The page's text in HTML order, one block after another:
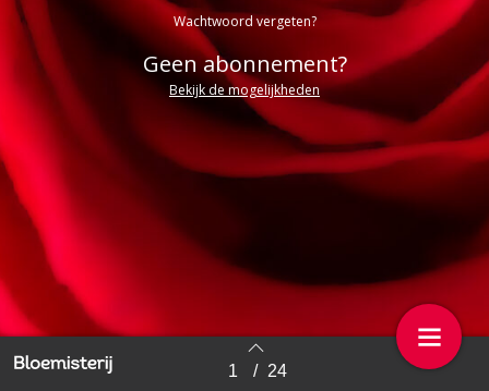
Wachtwoord vergeten?
Geen abonnement?
Bekijk de mogelijkheden
Back to index 1 / 24